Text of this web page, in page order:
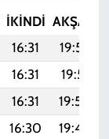
İKINDI AKŞAM
16:31 19:52
16:31 19:51
16:31 19:50
16:30 19:49